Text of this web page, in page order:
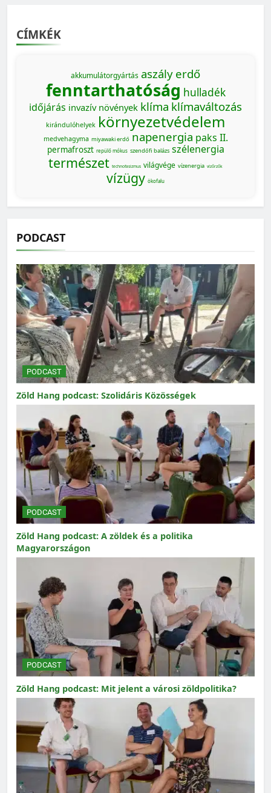
CÍMKÉK
akkumulátorgyártás aszály erdő
fenntarthatóság hulladék
időjárás invazív növények klíma klímaváltozás
kirándulóhelyek környezetvédelem
medvehagyma miyawaki erdő napenergia paks II.
permafroszt repülő mókus szendőfi balázs szélenergia
természet technofasizmus világvége vízenergia vízőrzők
vízügy ökofalu
PODCAST
PODCAST
Zöld Hang podcast: Szolidáris Közösségek
PODCAST
Zöld Hang podcast: A zöldek és a politika
Magyarországon
PODCAST
Zöld Hang podcast: Mit jelent a városi zöldpolitika?